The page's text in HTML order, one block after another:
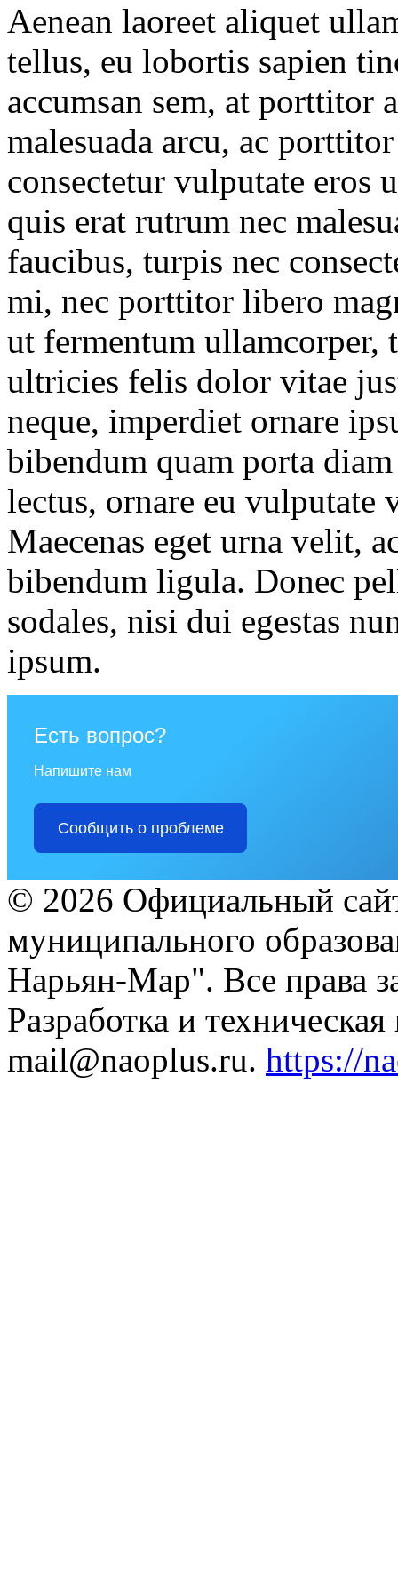
Aenean laoreet aliquet
tellus, eu lobortis sapien
accumsan sem, at porttitor
malesuada arcu, ac
consectetur vulputate eros
quis erat rutrum nec
faucibus, turpis nec
mi, nec porttitor libero
ut fermentum ullamcorper,
ultricies felis dolor vitae
neque, imperdiet ornare
bibendum quam porta
lectus, ornare eu vulputate
Maecenas eget urna velit,
bibendum ligula. Donec
sodales, nisi dui egestas
ipsum.
Есть вопрос?
Напишите нам
Сообщить о проблеме
© 2026 Официальный
муниципального
Нарьян-Мар". Все права
Разработка и
mail@naoplus.ru. https://